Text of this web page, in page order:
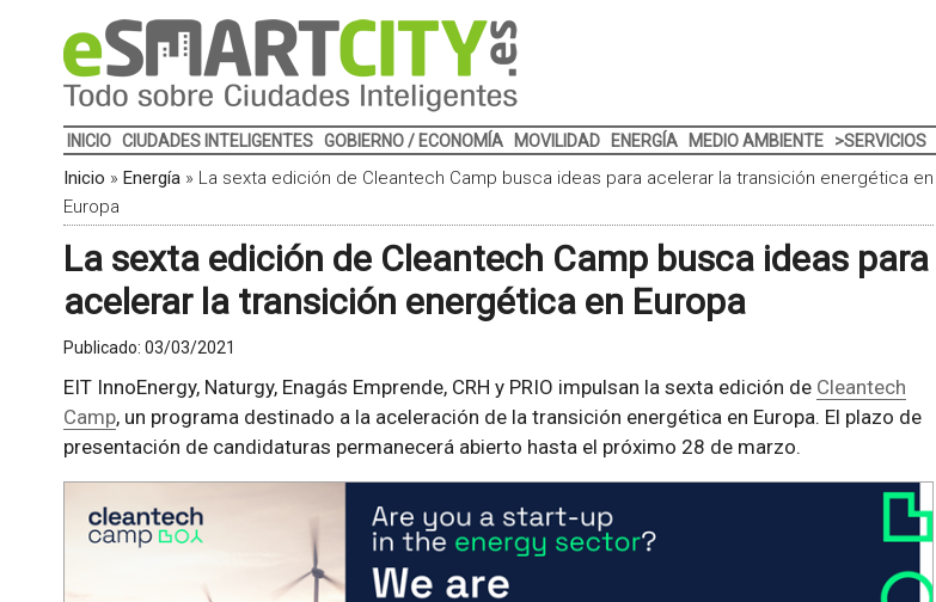
INICIO CIUDADES INTELIGENTES GOBIERNO / ECONOMÍA MOVILIDAD ENERGÍA MEDIO AMBIENTE >SERVICIOS
Inicio » Energía» La sexta edición de Cleantech Camp busca ideas para acelerar la transición energética en
Europa
La sexta edición de Cleantech Camp busca ideas para
acelerar la transición energética en Europa
Publicado: 03/03/2021
EIT InnoEnergy, Naturgy, Enagás Emprende, CRH y PRIO impulsan la sexta edición de Cleantech
Camp, un programa destinado a la aceleración de la transición energética en Europa. El plazo de
presentación de candidaturas permanecerá abierto hasta el próximo 28 de marzo.